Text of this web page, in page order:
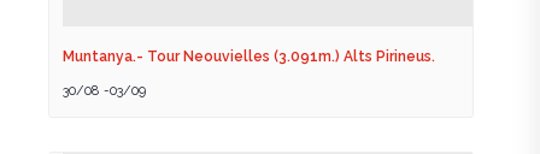
Muntanya.- Tour Neouvielles (3.091m.) Alts Pirineus.
30/08 -03/09